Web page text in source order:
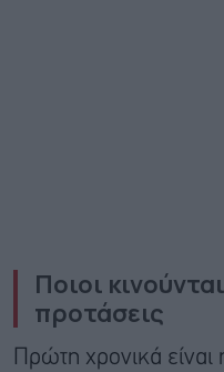
Ποιοι
προτάσεις
Πρώτη χρονικά είναι